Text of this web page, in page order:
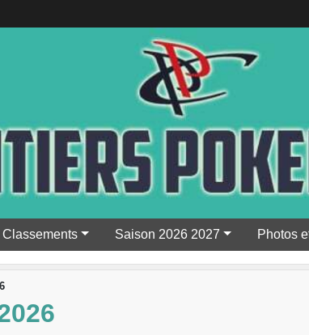
Classements Saison 2026 2027 Photos